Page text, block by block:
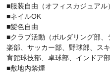
■服装自由（オフィスカジュアル）
■ネイルOK
■髪色自由
■クラブ活動（ボルダリング部
楽部、サッカー部、野球部、ス
育館球技部、卓球部、インドア部
■敷地内禁煙